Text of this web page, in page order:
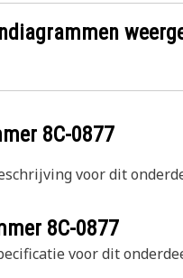
8C-0877
voor dit
8C-0877
voor dit